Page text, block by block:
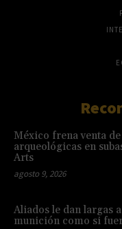
México frena venta de
arqueológicas en
Arts
agosto 9, 2026
Aliados le dan largas
munición como si